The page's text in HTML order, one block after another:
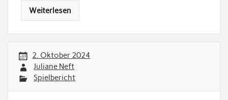
Weiterlesen
2. Oktober 2024
Juliane Neft
Spielbericht